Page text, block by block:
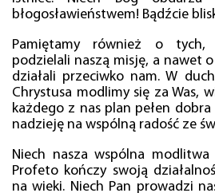
błogosławieństwem! Bądźcie
Pamiętamy również o
podzielali naszą misję, a nawet
działali przeciwko nam. W
Chrystusa modlimy się za Was,
każdego z nas plan pełen
nadzieję na wspólną radość ze
Niech nasza wspólna
Profeto kończy swoją
na wieki. Niech Pan prowadzi